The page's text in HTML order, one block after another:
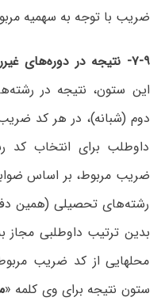
ضریب با توجه به سهمیه
۷-۹- نتیجه در دوره‌های
این ستون، نتیجه در
دوم (شبانه)، در هر کد
داوطلب برای انتخاب
ضریب مربوط، بر اساس
رشته‌های تحصیلی (همین
بدین ترتیب داوطلبی مجاز
محلهایی از کد ضریب
ستون نتیجه برای وی کلمه «